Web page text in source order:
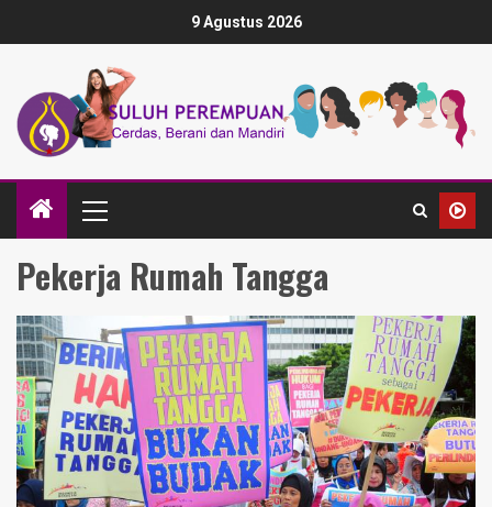
9 Agustus 2026
Pekerja Rumah Tangga